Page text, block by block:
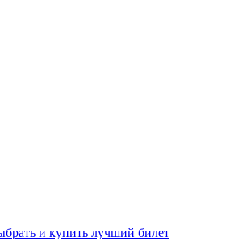
и купить лучший билет